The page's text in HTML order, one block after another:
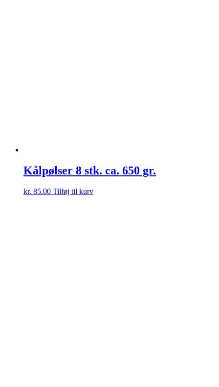
Kålpølser 8 stk. ca. 650 gr.
kr. 85.00 Tilføj til kurv